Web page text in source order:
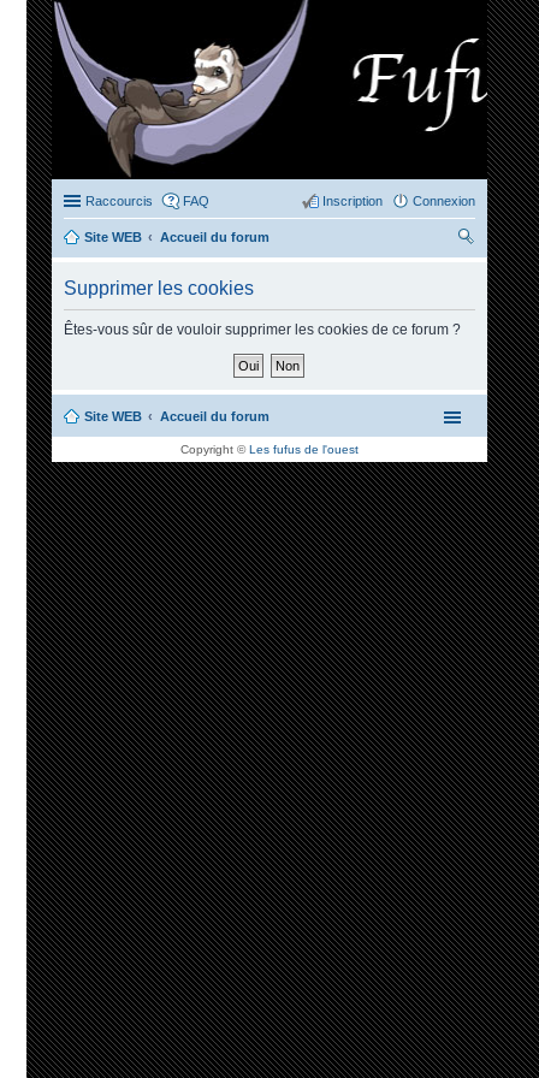
Raccourcis FAQ Connexion
Inscription
Site WEB
Accueil du forum
Supprimer les cookies
Êtes-vous sûr de vouloir supprimer les cookies de ce forum ?
Site WEB Accueil du forum
Copyright ©Les fufus de l'ouest